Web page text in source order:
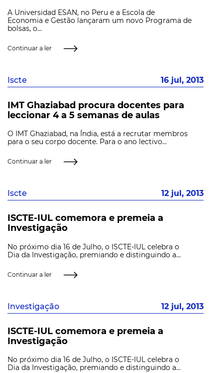
A Universidad ESAN, no Peru e a Escola de
Economia e Gestão lançaram um novo Programa de
bolsas, o...
Continuar a ler
Iscte 16 jul, 2013
IMT Ghaziabad procura docentes para
leccionar 4 a 5 semanas de aulas
O IMT Ghaziabad, na Índia, está a recrutar membros
para o seu corpo docente. Para o ano lectivo...
Continuar a ler
Iscte 12 jul, 2013
ISCTE-IUL comemora e premeia a
Investigação
No próximo dia 16 de Julho, o ISCTE-IUL celebra o
Dia da Investigação, premiando e distinguindo a...
Continuar a ler
Investigação 12 jul, 2013
ISCTE-IUL comemora e premeia a
Investigação
No próximo dia 16 de Julho, o ISCTE-IUL celebra o
Dia da Investigação, premiando e distinguindo a...